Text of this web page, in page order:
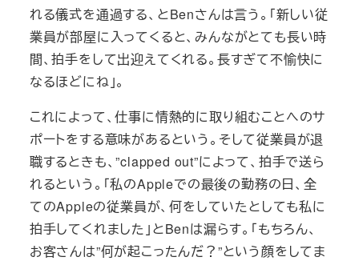
れる儀式を通過する、とBenさんは言う。「新しい従
業員が部屋に入ってくると、みんながとても長い時
間、拍手をして出迎えてくれる。長すぎて不愉快に
なるほどにね」。
これによって、仕事に情熱的に取り組むことへのサ
ポートをする意味があるという。そして従業員が退
職するときも、”clapped out”によって、拍手で送ら
れるという。「私のAppleでの最後の勤務の日、全
てのAppleの従業員が、何をしていたとしても私に
拍手してくれました」とBenは漏らす。「もちろん、
お客さんは”何が起こったんだ？”という顔をしてま